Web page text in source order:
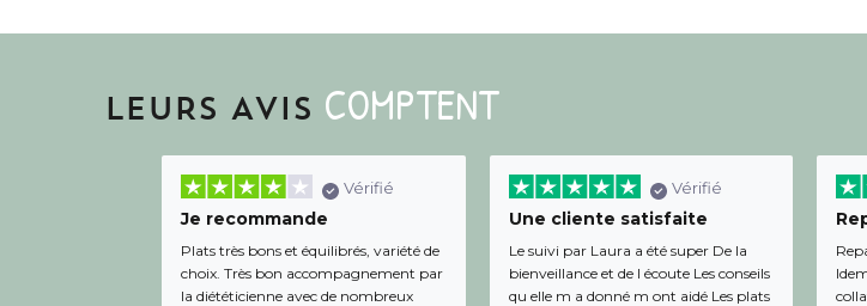
LEURS AVIS COMPTENT
Vérifié
Je recommande
Plats très bons et équilibrés, variété de
choix. Très bon accompagnement par
la diététicienne avec de nombreux
Vérifié
Une cliente satisfaite
Le suivi par Laura a été super De la
bienveillance et de l écoute Les conseils
qu elle m a donné m ont aidé Les plats